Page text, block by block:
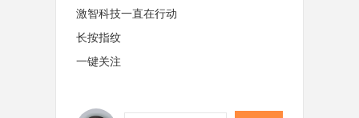
激智科技一直在行动
长按指纹
一键关注